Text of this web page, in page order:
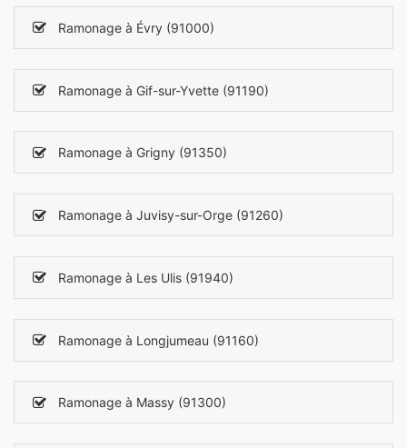
Ramonage à Évry (91000)
Ramonage à Gif-sur-Yvette (91190)
Ramonage à Grigny (91350)
Ramonage à Juvisy-sur-Orge (91260)
Ramonage à Les Ulis (91940)
Ramonage à Longjumeau (91160)
Ramonage à Massy (91300)